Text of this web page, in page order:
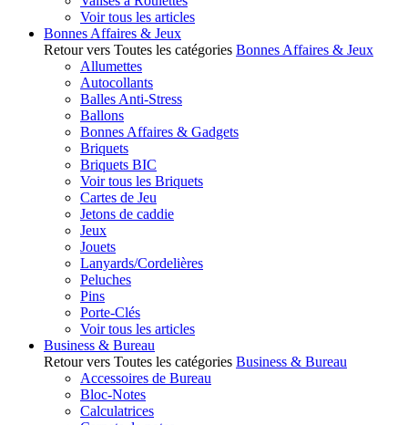
Voir tous les articles
Bonnes Affaires & Jeux
Retour vers Toutes les catégories Bonnes Affaires & Jeux
Allumettes
Autocollants
Balles Anti-Stress
Ballons
Bonnes Affaires & Gadgets
Briquets
Briquets BIC
Voir tous les Briquets
Cartes de Jeu
Jetons de caddie
Jeux
Jouets
Lanyards/Cordelières
Peluches
Pins
Porte-Clés
Voir tous les articles
Business & Bureau
Retour vers Toutes les catégories Business & Bureau
Accessoires de Bureau
Bloc-Notes
Calculatrices